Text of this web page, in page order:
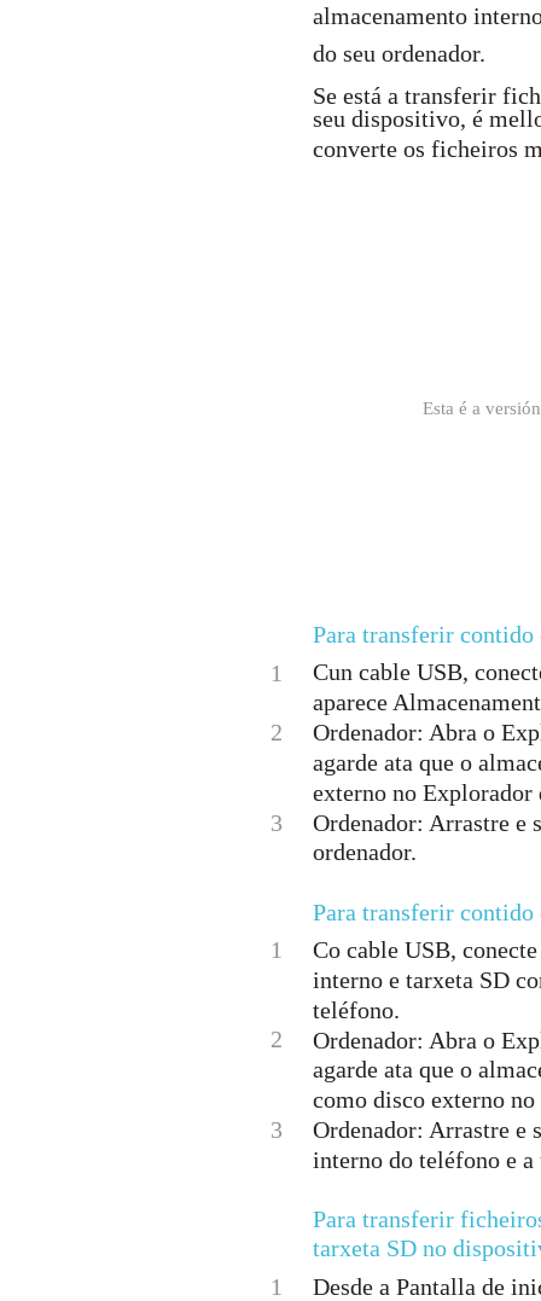
almacenamento
do seu ordenador.
Se está a transferir
seu dispositivo, é
converte os ficheiros
Esta é a
Para transferir contido
1
Cun cable USB,
aparece
2
Ordenador: Abra o
agarde ata que o
externo no
3
Ordenador: Arrastre e
ordenador.
Para transferir contido
1
Co cable USB,
interno e tarxeta SD
teléfono.
2
Ordenador: Abra o
agarde ata que o
como disco externo
3
Ordenador: Arrastre e
interno do teléfono e a
Para transferir
tarxeta SD no
1
Desde a Pantalla de